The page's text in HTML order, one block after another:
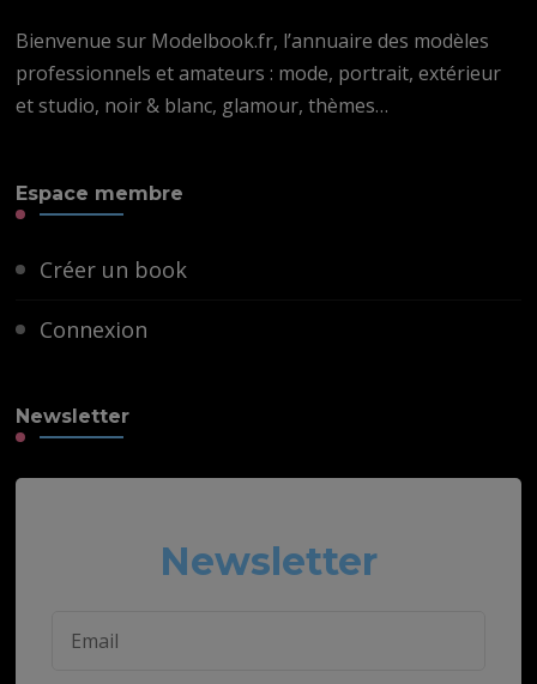
Bienvenue sur Modelbook.fr, l’annuaire des modèles
professionnels et amateurs : mode, portrait, extérieur
et studio, noir & blanc, glamour, thèmes…
Espace membre
Créer un book
Connexion
Newsletter
Newsletter